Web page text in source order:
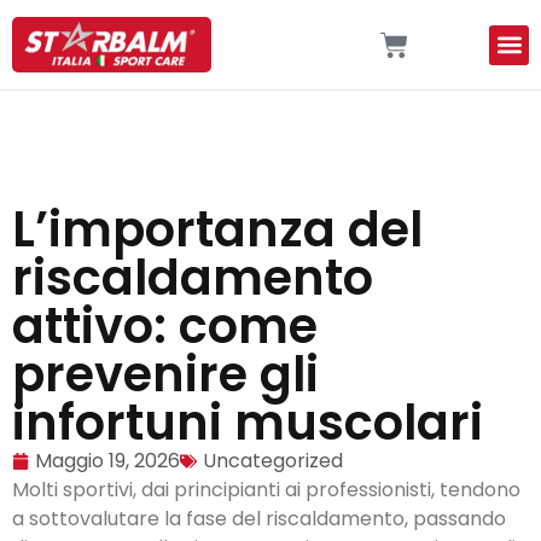
L’importanza del
riscaldamento
attivo: come
prevenire gli
infortuni muscolari
Maggio 19, 2026
Uncategorized
Molti sportivi, dai principianti ai professionisti, tendono
a sottovalutare la fase del riscaldamento, passando